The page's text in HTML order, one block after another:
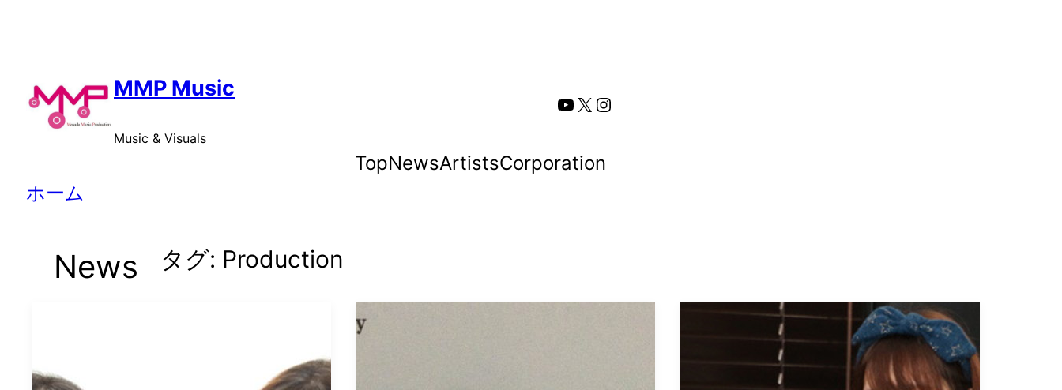
MMP Music
Music & Visuals
YouTube
X Instagram
TopNewsArtistsCorporation
ホーム
News タグ: Production